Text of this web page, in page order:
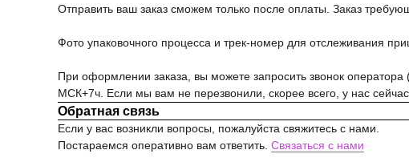
Отправить ваш заказ сможем только после оплаты. Заказ
Фото упаковочного процесса и трек-номер для отслеживания
При оформлении заказа, вы можете запросить звонок
МСК+7ч. Если мы вам не перезвонили, скорее всего, у нас
Обратная связь
Если у вас возникли вопросы, пожалуйста свяжитесь с нами.
Постараемся оперативно вам ответить. Связаться с нами